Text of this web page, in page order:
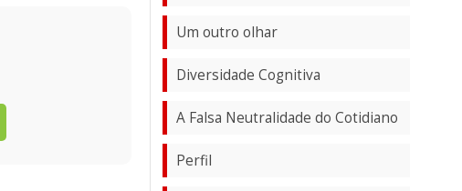
Um outro olhar
Diversidade Cognitiva
A Falsa Neutralidade do Cotidiano
Perfil